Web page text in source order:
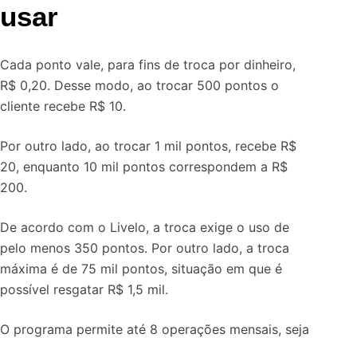
usar
Cada ponto vale, para fins de troca por dinheiro,
R$ 0,20. Desse modo, ao trocar 500 pontos o
cliente recebe R$ 10.
Por outro lado, ao trocar 1 mil pontos, recebe R$
20, enquanto 10 mil pontos correspondem a R$
200.
De acordo com o Livelo, a troca exige o uso de
pelo menos 350 pontos. Por outro lado, a troca
máxima é de 75 mil pontos, situação em que é
possível resgatar R$ 1,5 mil.
O programa permite até 8 operações mensais, seja